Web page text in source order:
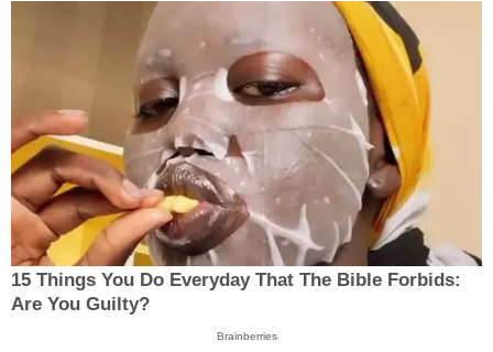
15 Things You Do Everyday That The Bible Forbids:
Are You Guilty?
Brainberries